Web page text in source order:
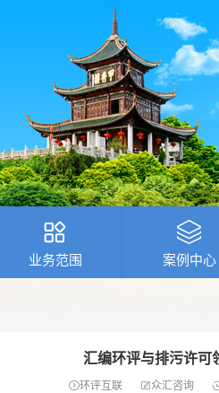
业务范围 案例中心
汇编环评与排污许可
环评互联 众汇咨询